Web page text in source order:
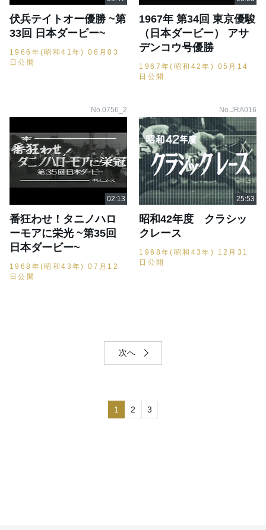
伏兵テイトオー優勝 ~第
33回 日本ダービー~
1966年(昭和41年) 06月03
日公開
1967年 第34回 東京優駿
（日本ダービー） アサ
デンコウ号優勝
1967年(昭和42年) 05月14
日公開
No.0756_2
番狂わせ！タニノハロ
ーモアに栄光 ~第35回
日本ダービー~
1968年(昭和43年) 07月12
日公開
No.JRA016
昭和42年度 クラシッ
クレース
1968年(昭和43年) 12月31
日公開
次へ
1 2 3